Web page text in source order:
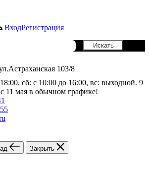
ВходРегистрация
103/8
сб: с 10:00 до 16:00, вс: выходной. 9
11 мая в обычном графике!
Закрыть